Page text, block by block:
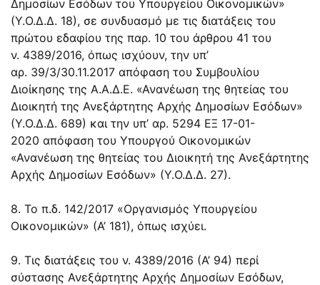
Δημοσίων Εσόδων του Υπουργείου Οικονομικών»
(Υ.Ο.Δ.Δ. 18), σε συνδυασμό με τις διατάξεις του
πρώτου εδαφίου της παρ. 10 του άρθρου 41 του
ν. 4389/2016, όπως ισχύουν, την υπ’
αρ. 39/3/30.11.2017 απόφαση του Συμβουλίου
Διοίκησης της Α.Α.Δ.Ε. «Ανανέωση της θητείας του
Διοικητή της Ανεξάρτητης Αρχής Δημοσίων Εσόδων»
(Υ.Ο.Δ.Δ. 689) και την υπ’ αρ. 5294 ΕΞ 17-01-
2020 απόφαση του Υπουργού Οικονομικών
«Ανανέωση της θητείας του Διοικητή της Ανεξάρτητης
Αρχής Δημοσίων Εσόδων» (Υ.Ο.Δ.Δ. 27).
8. Το π.δ. 142/2017 «Οργανισμός Υπουργείου
Οικονομικών» (Α’ 181), όπως ισχύει.
9. Τις διατάξεις του ν. 4389/2016 (Α’ 94) περί
σύστασης Ανεξάρτητης Αρχής Δημοσίων Εσόδων,